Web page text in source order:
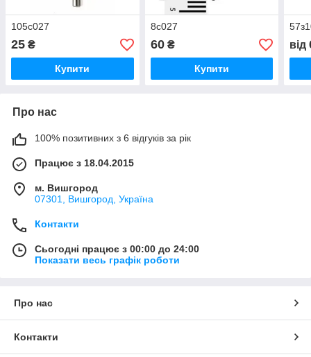
105с027
25 ₴
Купити
8с027
60₴
Купити
від
Про нас
100% позитивних з 6 відгуків за рік
Працює з 18.04.2015
м. Вишгород
07301, Вишгород, Україна
Контакти
Сьогодні працює з 00:00 до 24:00
Показати весь графік роботи
Про нас
Контакти